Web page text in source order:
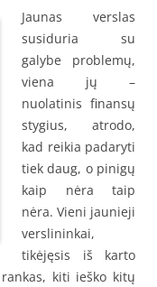
Jaunas verslas
susiduria su
galybe problemų,
viena jų –
nuolatinis finansų
stygius, atrodo,
kad reikia padaryti
tiek daug, o pinigų
kaip nėra taip
nėra. Vieni jaunieji
verslininkai,
tikėjęsis iš karto
kiti ieško kitų